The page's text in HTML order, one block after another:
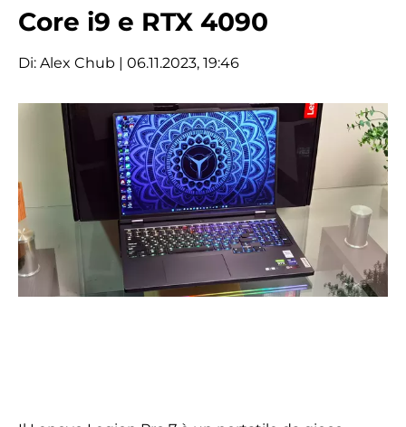
Core i9 e RTX 4090
Di: Alex Chub | 06.11.2023, 19:46